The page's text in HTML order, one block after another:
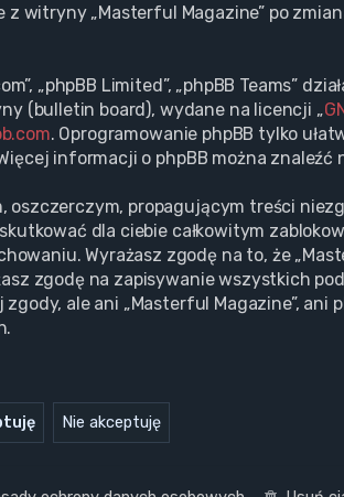
witryny „Masterful Magazine” po
„phpBB Limited”, „phpBB Teams”
(bulletin board), wydane na licencji „
. Oprogramowanie phpBB tylko
informacji o phpBB można znaleźć
propagującym treści
dla ciebie całkowitym
Wyrażasz zgodę na to, że
zgodę na zapisywanie wszystkich
ale ani „Masterful Magazine”, ani